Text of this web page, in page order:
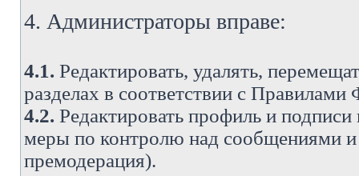
4. Администраторы вправе:
4.1. Редактировать, удалять,
разделах в соответствии с
4.2. Редактировать профиль и
меры по контролю над сообщениями
премодерация).